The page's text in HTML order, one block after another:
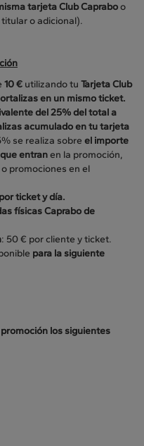
tarjeta Club Capraboo
o adicional).
10 € utilizando tu Tarjeta Club
en un mismo ticket.
del 25% del total a
acumulado en tu tarjeta
se realiza sobre el importe
entranen la promoción,
promociones en el
ticket y día.
físicas Caprabo de
: 50 € por cliente y ticket.
para la siguiente
los siguientes